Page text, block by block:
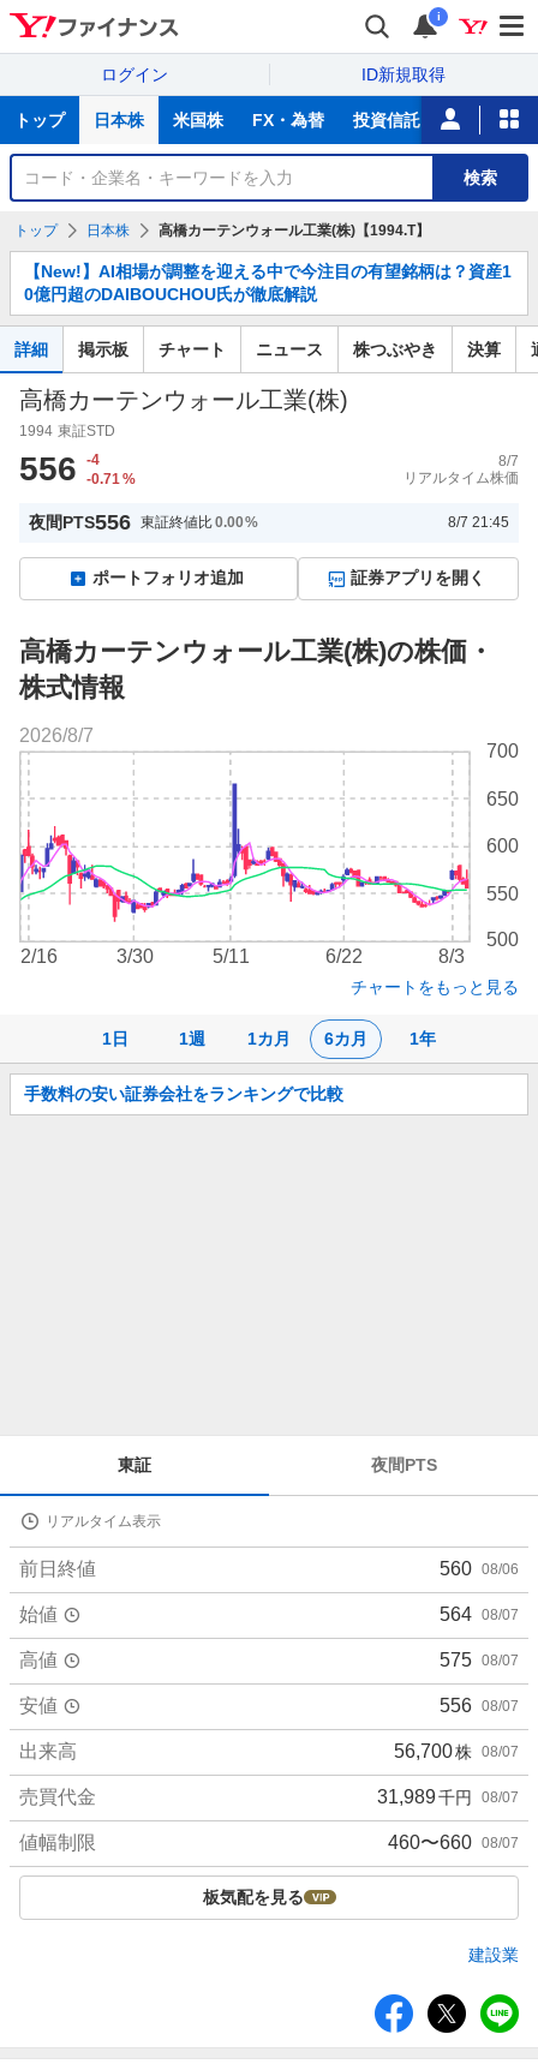
i
ログイン ID新規取得
サ
トップ 日本株 米国株 FX・為替 投資信託 ニュース
銘
検
検索
トップ 日本株 高橋カーテンウォール工業(株)【1994.T】
知
ら
せ
【New!】AI相場が調整を迎える中で今注目の有望銘柄は？資産1
0億円超のDAIBOUCHOU氏が徹底解説
詳細 掲示板 チャート ニュース 株つぶやき 決算
高橋カーテンウォール工業(株)
1994 東証STD
556
-4
-0.71 %
8/7
リアルタイム株価
夜間PTS556 東証終値比0.00% 8/7 21:45
ポートフォリオ追加 証券アプリを開く
高橋カーテンウォール工業(株)の株価・
株式情報
1日 1週 1カ月 6カ月 1年
500
550
600
650
700
2/16 3/30 5/11 6/22 8/3
2026/8/7
チャートをもっと見る
お
知
手数料の安い証券会社をランキングで比較
詳
値
東証 夜間PTS
リアルタイム表示
前日終値 560 08/06
始値 564 08/07
高値 575 08/07
安値 556 08/07
出来高 56,700株 08/07
売買代金 31,989千円 08/07
値幅制限 460〜660 08/07
板気配を見る
建設業
ア